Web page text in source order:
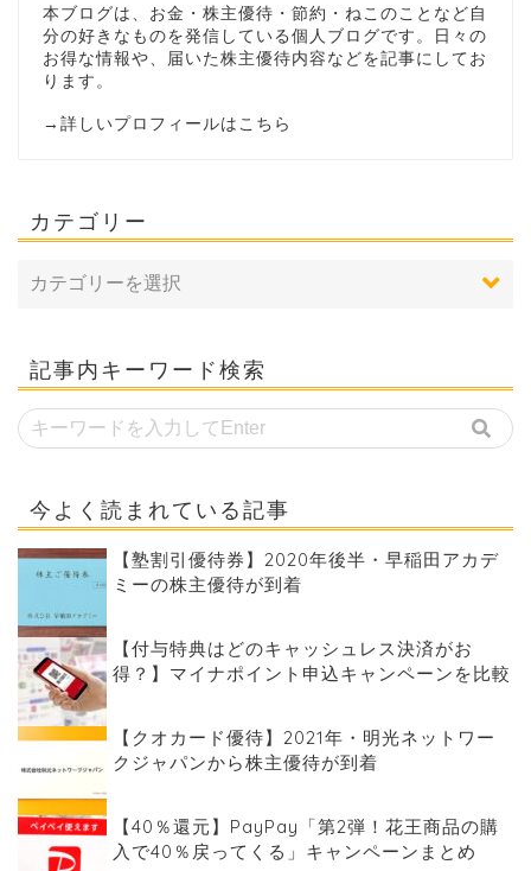
本ブログは、お金・株主優待・節約・ねこのことなど自
分の好きなものを発信している個人ブログです。日々の
お得な情報や、届いた株主優待内容などを記事にしてお
ります。
→ 詳しいプロフィールはこちら
カテゴリー
記事内キーワード検索
今よく読まれている記事
【塾割引優待券】2020年後半・早稲田アカデ
ミーの株主優待が到着
【付与特典はどのキャッシュレス決済がお
得？】マイナポイント申込キャンペーンを比較
【クオカード優待】2021年・明光ネットワー
クジャパンから株主優待が到着
【40％還元】PayPay「第2弾！花王商品の購
入で40％戻ってくる」キャンペーンまとめ